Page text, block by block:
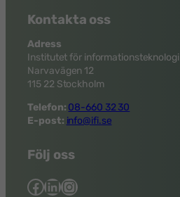
Kontakta oss
Adress
Institutet för informationsteknologi
Narvavägen 12
115 22 Stockholm
Telefon: 08-660 32 30
E-post: info@ifi.se
Följ oss
Facebook LinkedIn Instagram